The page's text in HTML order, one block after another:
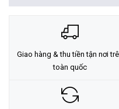
✪ Các tính năng nâng cao
✪ Các tính năng bảo mật độc
✪ Các tính năng Smart + độc
Thông số kỹ thuật của Ruijie
Giao hàng & thu tiền tận nơi
toàn quốc